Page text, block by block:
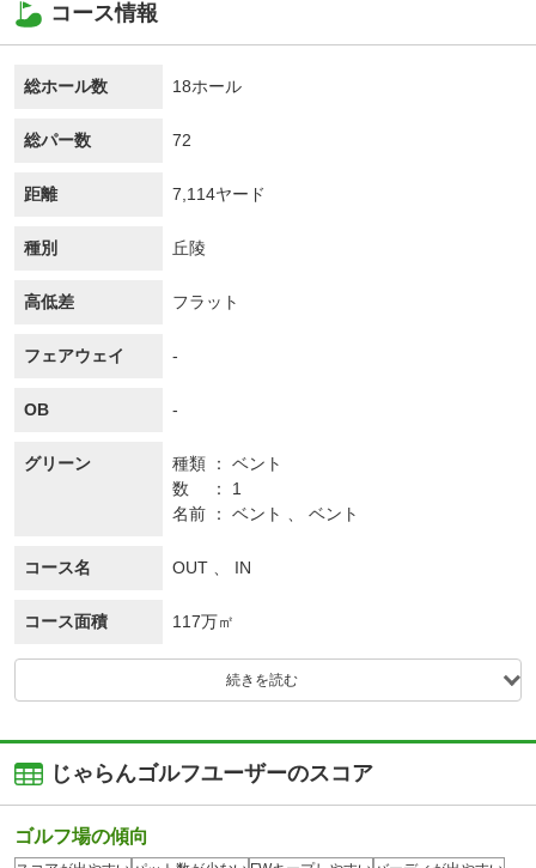
コース情報
総ホール数 18ホール
総パー数 72
距離 7,114ヤード
種別 丘陵
高低差 フラット
フェアウェイ -
OB -
グリーン 種類
ベント
数
1
名前
ベント 、 ベント
コース名 OUT 、 IN
コース面積 117万㎡
続きを読む
じゃらんゴルフユーザーのスコア
ゴルフ場の傾向